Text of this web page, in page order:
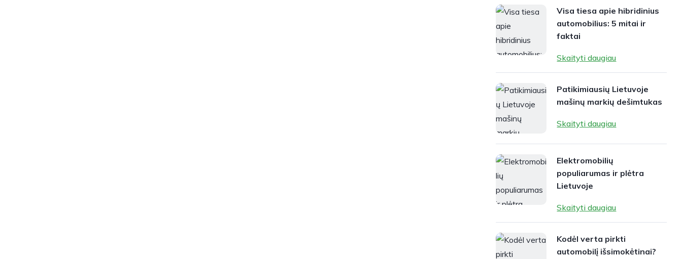
Visa tiesa apie hibridinius
automobilius: 5 mitai ir
faktai
Skaityti daugiau
Patikimiausių Lietuvoje
mašinų markių dešimtukas
Skaityti daugiau
Elektromobilių
populiarumas ir plėtra
Lietuvoje
Skaityti daugiau
Kodėl verta pirkti
automobilį išsimokėtinai?